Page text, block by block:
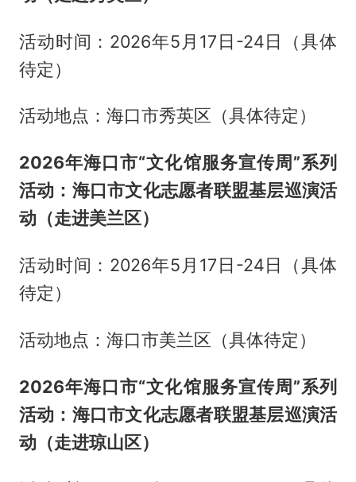
活动时间：2026年5月17日-24日（具体
待定）
活动地点：海口市秀英区（具体待定）
2026年海口市“文化馆服务宣传周”系列
活动：海口市文化志愿者联盟基层巡演活
动（走进美兰区）
活动时间：2026年5月17日-24日（具体
待定）
活动地点：海口市美兰区（具体待定）
2026年海口市“文化馆服务宣传周”系列
活动：海口市文化志愿者联盟基层巡演活
动（走进琼山区）